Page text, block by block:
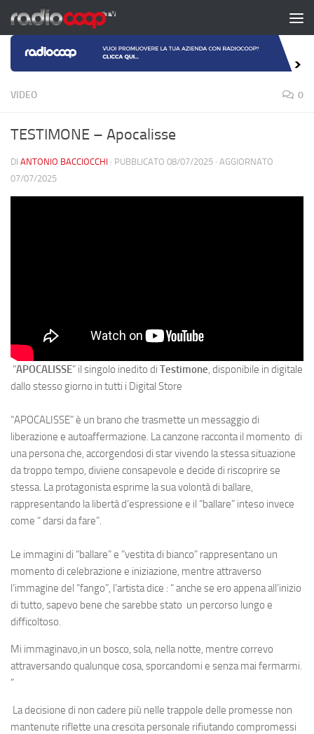
Salta al contenuto
VIDEO 0
TESTIMONE – Apocalisse
DI ANTONIO BACCIOCCHI · PUBBLICATO 08/07/2025 · AGGIORNATO
07/07/2025
“APOCALISSE” il singolo inedito di Testimone, disponibile in digitale
dallo stesso giorno in tutti i Digital Store
“APOCALISSE” è un brano che trasmette un messaggio di
liberazione e autoaffermazione. La canzone racconta il momento di
una persona che, accorgendosi di star vivendo la stessa situazione
da troppo tempo, diviene consapevole e decide di riscoprire se
stessa. La protagonista esprime la sua volontà di ballare,
rappresentando la libertà d’espressione e il “ballare” inteso invece
come “ darsi da fare”.
Le immagini di “ballare” e “vestita di bianco” rappresentano un
momento di celebrazione e iniziazione, mentre attraverso
l’immagine del “fango”, l’artista dice : “ anche se ero appena all’inizio
di tutto, sapevo bene che sarebbe stato un percorso lungo e
difficoltoso.
Mi immaginavo,in un bosco, sola, nella notte, mentre correvo
attraversando qualunque cosa, sporcandomi e senza mai fermarmi.
”
La decisione di non cadere più nelle trappole delle promesse non
mantenute riflette una crescita personale rifiutando compromessi